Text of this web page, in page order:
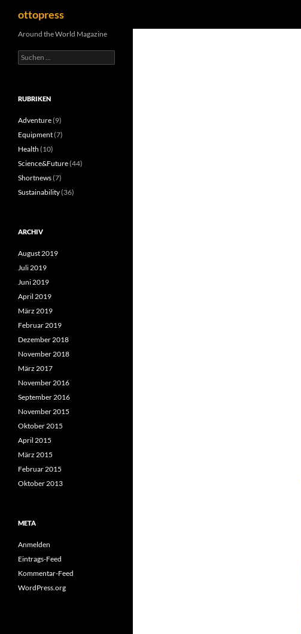
Zum
Inhalt
springen
ottopress
Around the World Magazine
Suchen
nach:
RUBRIKEN
Adventure(9)
Equipment(7)
Health (10)
Science&Future(44)
Shortnews(7)
Sustainability(36)
ARCHIV
August 2019
Juli 2019
Juni 2019
April 2019
März 2019
Februar 2019
Dezember 2018
November 2018
März 2017
November 2016
September 2016
November 2015
Oktober 2015
April 2015
März 2015
Februar 2015
Oktober 2013
META
Anmelden
Eintrags-Feed
Kommentar-Feed
WordPress.org